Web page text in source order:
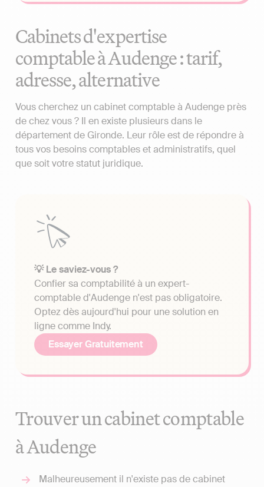
Cabinets d'expertise
comptable à Audenge : tarif,
adresse, alternative
Vous cherchez un cabinet comptable à Audenge près
de chez vous ? Il en existe plusieurs dans le
département de Gironde. Leur rôle est de répondre à
tous vos besoins comptables et administratifs, quel
que soit votre statut juridique.
💡 Le saviez-vous ?
Confier sa comptabilité à un expert-
comptable d'Audenge n'est pas obligatoire.
Optez dès aujourd'hui pour une solution en
ligne comme Indy.
Essayer Gratuitement
Trouver un cabinet comptable
à Audenge
Malheureusement il n'existe pas de cabinet